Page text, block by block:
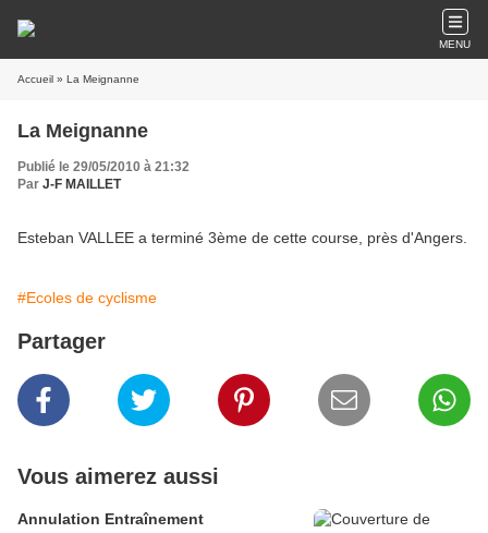
MENU
Accueil » La Meignanne
La Meignanne
Publié le 29/05/2010 à 21:32
Par J-F MAILLET
Esteban VALLEE a terminé 3ème de cette course, près d'Angers.
#Ecoles de cyclisme
Partager
Vous aimerez aussi
Annulation Entraînement